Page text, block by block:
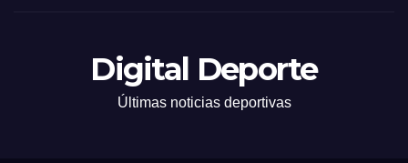
Digital Deporte
Últimas noticias deportivas